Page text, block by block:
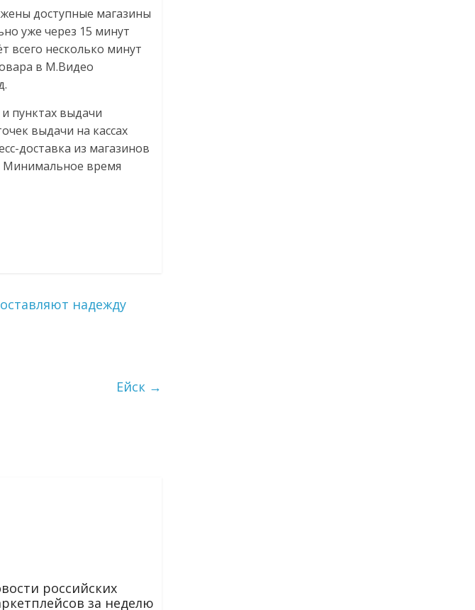
доступные магазины
уже через 15 минут
всего несколько минут
в М.Видео
пунктах выдачи
выдачи на кассах
доставка из магазинов
Минимальное время
надежду
Ейск →
российских
за неделю